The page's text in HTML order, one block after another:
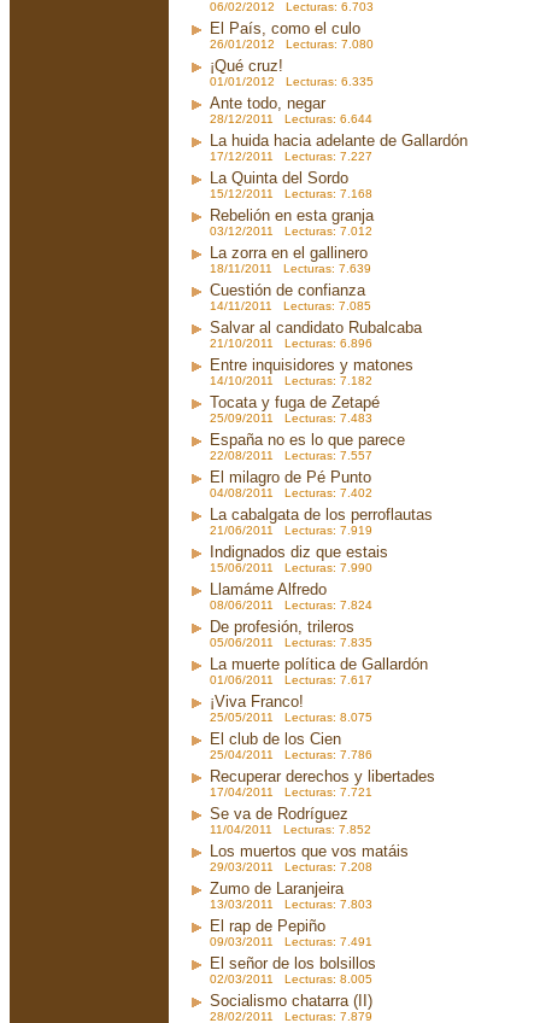
06/02/2012 Lecturas: 6.703
El País, como el culo
26/01/2012 Lecturas: 7.080
¡Qué cruz!
01/01/2012 Lecturas: 6.335
Ante todo, negar
28/12/2011 Lecturas: 6.644
La huida hacia adelante de Gallardón
17/12/2011 Lecturas: 7.227
La Quinta del Sordo
15/12/2011 Lecturas: 7.168
Rebelión en esta granja
03/12/2011 Lecturas: 7.012
La zorra en el gallinero
18/11/2011 Lecturas: 7.639
Cuestión de confianza
14/11/2011 Lecturas: 7.085
Salvar al candidato Rubalcaba
21/10/2011 Lecturas: 6.896
Entre inquisidores y matones
14/10/2011 Lecturas: 7.182
Tocata y fuga de Zetapé
25/09/2011 Lecturas: 7.483
España no es lo que parece
22/08/2011 Lecturas: 7.557
El milagro de Pé Punto
04/08/2011 Lecturas: 7.402
La cabalgata de los perroflautas
21/06/2011 Lecturas: 7.919
Indignados diz que estais
15/06/2011 Lecturas: 7.990
Llamáme Alfredo
08/06/2011 Lecturas: 7.824
De profesión, trileros
05/06/2011 Lecturas: 7.835
La muerte política de Gallardón
01/06/2011 Lecturas: 7.617
¡Viva Franco!
25/05/2011 Lecturas: 8.075
El club de los Cien
25/04/2011 Lecturas: 7.786
Recuperar derechos y libertades
17/04/2011 Lecturas: 7.721
Se va de Rodríguez
11/04/2011 Lecturas: 7.852
Los muertos que vos matáis
29/03/2011 Lecturas: 7.208
Zumo de Laranjeira
13/03/2011 Lecturas: 7.803
El rap de Pepiño
09/03/2011 Lecturas: 7.491
El señor de los bolsillos
02/03/2011 Lecturas: 8.005
Socialismo chatarra (II)
28/02/2011 Lecturas: 7.879